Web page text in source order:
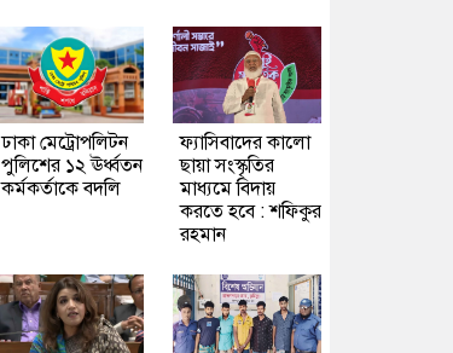
ঢাকা মেট্রোপলিটন
পুলিশের ১২ ঊর্ধ্বতন
কর্মকর্তাকে বদলি
ফ্যাসিবাদের কালো
ছায়া সংস্কৃতির
মাধ্যমে বিদায়
করতে হবে : শফিকুর
রহমান